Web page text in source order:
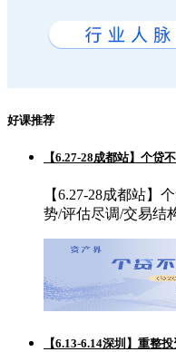
好课推荐
【6.27-28成都站】个贷
【6.27-28成都站】
势/评估尽调/交易结
【6.13-6.14深圳】重整